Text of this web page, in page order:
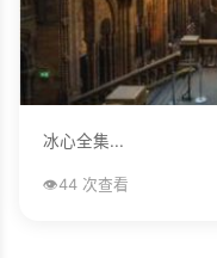
冰心全集...
👁️44 次查看